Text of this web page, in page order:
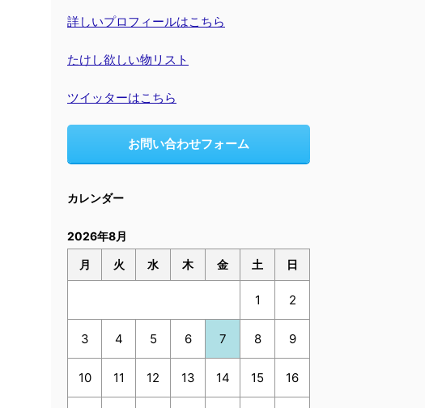
詳しいプロフィールはこちら
たけし欲しい物リスト
ツイッターはこちら
お問い合わせフォーム
カレンダー
2026年8月
月 火 水 木 金 土 日
1 2
3 4 5 6 7 8 9
10 11 12 13 14 15 16